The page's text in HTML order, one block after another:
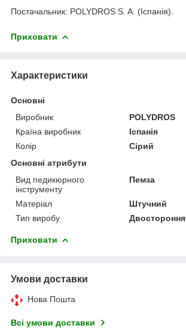
Постачальник: POLYDROS S. A. (Іспанія).
Приховати
Характеристики
Основні
Виробник
POLYDROS
Країна виробник
Іспанія
Колір
Сірий
Основні атрибути
Вид педикюрного
інструменту
Пемза
Матеріал
Штучний
Тип виробу
Двостороння
Приховати
Умови доставки
Нова Пошта
Всі умови доставки